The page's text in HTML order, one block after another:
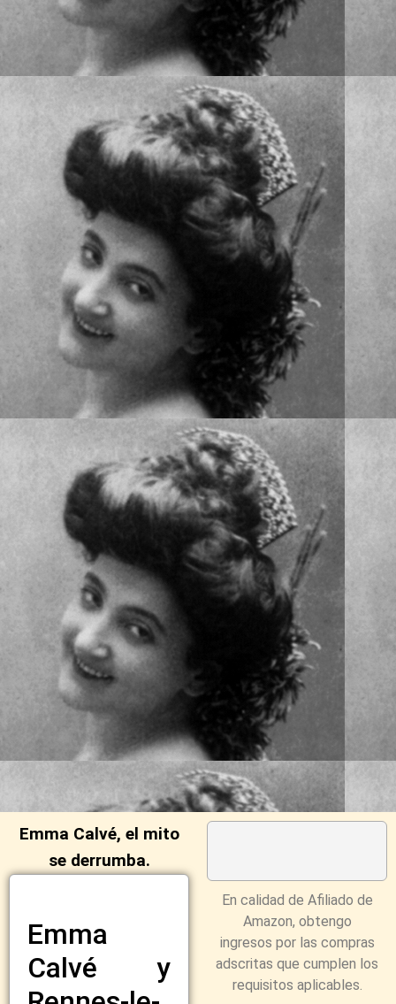
Emma Calvé, el mito
se derrumba.
Emma
Calvé y
En calidad de Afiliado de
Amazon, obtengo
ingresos por las compras
adscritas que cumplen los
requisitos aplicables.